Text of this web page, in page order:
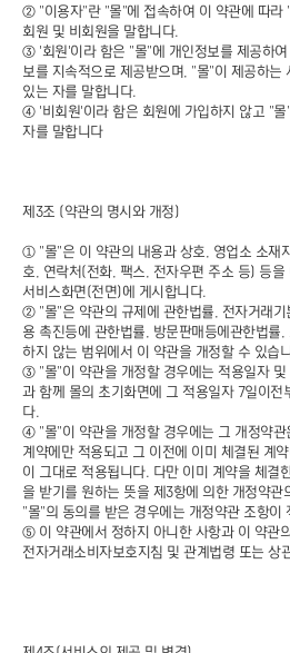
② "이용자"란 "몰"에 접속하여 이 약관에 따라
회원 및 비회원을 말합니다.
③ '회원'이라 함은 "몰"에 개인정보를 제공하
보를 지속적으로 제공받으며, "몰"이 제공하는
있는 자를 말합니다.
④ '비회원'이라 함은 회원에 가입하지 않고 "
자를 말합니다
제3조 (약관의 명시와 개정)
① "몰"은 이 약관의 내용과 상호, 영업소 소재
호, 연락처(전화, 팩스, 전자우편 주소 등) 등을
서비스화면(전면)에 게시합니다.
② "몰"은 약관의 규제에 관한법률, 전자거래기
용 촉진등에 관한법률, 방문판매등에관한법률
하지 않는 범위에서 이 약관을 개정할 수 있습
③ "몰"이 약관을 개정할 경우에는 적용일자 및
과 함께 몰의 초기화면에 그 적용일자 7일이전
다.
④ "몰"이 약관을 개정할 경우에는 그 개정약관
계약에만 적용되고 그 이전에 이미 체결된 계
이 그대로 적용됩니다. 다만 이미 계약을 체결
을 받기를 원하는 뜻을 제3항에 의한 개정약관
"몰"의 동의를 받은 경우에는 개정약관 조항이
⑤ 이 약관에서 정하지 아니한 사항과 이 약관
전자거래소비자보호지침 및 관계법령 또는 상